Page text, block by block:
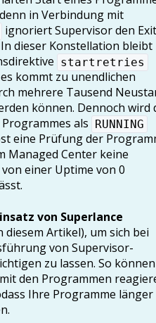
in Verbindung mit
ignoriert Supervisor den
dieser Konstellation bleibt
startretries
kommt zu unendlichen
mehrere Tausend
können. Dennoch wird
als
RUNNING
eine Prüfung der
Managed Center keine
einer Uptime von 0
von Superlance
Artikel), um sich bei
von Supervisor-
zu lassen. So
den Programmen
Ihre Programme länger